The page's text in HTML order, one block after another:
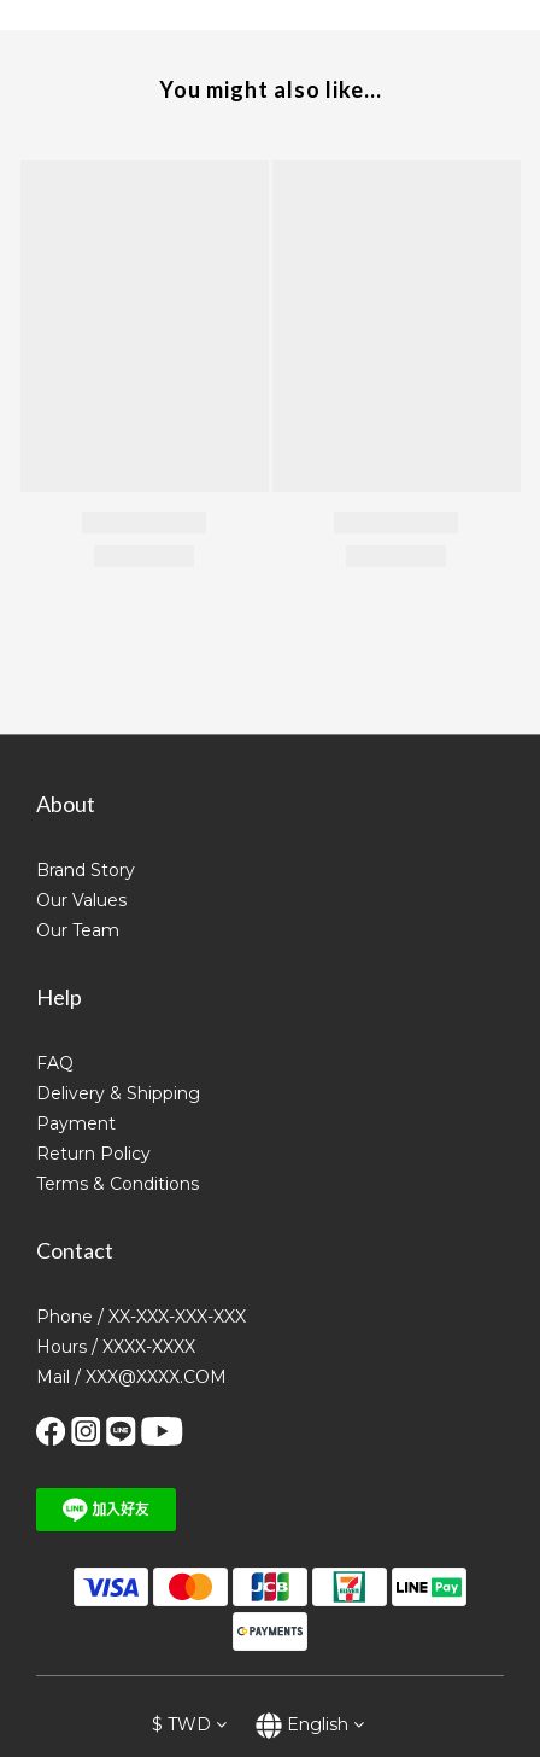
You might also like...
About
Brand Story
Our Values
Our Team
Help
FAQ
Delivery & Shipping
Payment
Return Policy
Terms & Conditions
Contact
Phone / XX-XXX-XXX-XXX
Hours / XXXX-XXXX
Mail / XXX@XXXX.COM
$ TWD English